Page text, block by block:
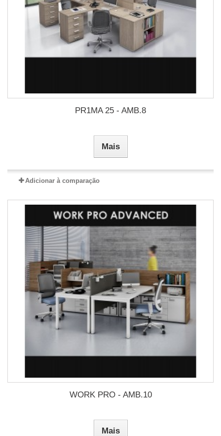
PR1MA 25 - AMB.8
Mais
Adicionar à comparação
WORK PRO - AMB.10
Mais